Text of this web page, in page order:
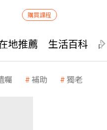
購買課程
地推薦 生活百科
囑 補助 獨老